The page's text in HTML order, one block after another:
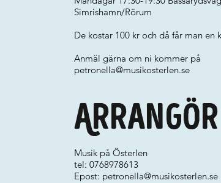
Arrangör
Musik på Österlen
tel: 0768978613
Epost: petronella@musikosterlen.se
Simrishamn/Rörum
De kostar 100 kr och då får man en
Anmäl gärna om ni kommer på
petronella@musikosterlen.se